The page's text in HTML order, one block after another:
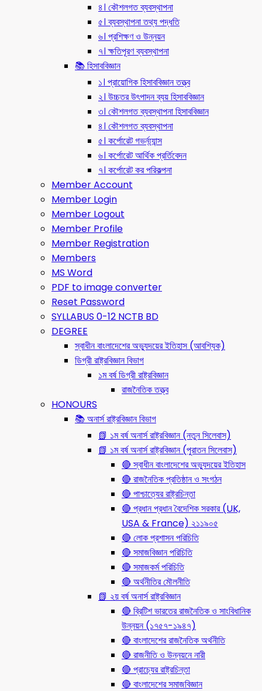
৪। কৌশলগত ব্যবস্থাপনা
৫। ব্যবস্থাপনা তথ্য পদ্ধতি
৬। প্রশিক্ষণ ও উন্নয়ন
৭। ক্ষতিপূরণ ব্যবস্থাপনা
📚 হিসাববিজ্ঞান
১। প্রায়োগিক হিসাববিজ্ঞান তত্ত্ব
২। উচ্চতর উৎপাদন ব্যয় হিসাববিজ্ঞান
৩। কৌশলগত ব্যবস্থাপনা হিসাববিজ্ঞান
৪। কৌশলগত ব্যবস্থাপনা
৫। কর্পোরেট গভর্ন্য্যান্স
৬। কর্পোরেট আর্থিক প্রর্তিবেদন
৭। কর্পোরেট কর পরিকল্পনা
Member Account
Member Login
Member Logout
Member Profile
Member Registration
Members
MS Word
PDF to image converter
Reset Password
SYLLABUS 0-12 NCTB BD
DEGREE
স্বাধীন বাংলাদেশের অভ্যুদয়ের ইতিহাস (আবশ্যিক)
ডিগ্রী রাষ্ট্রবিজ্ঞান বিভাগ
১ম বর্ষ ডিগ্রী রাষ্ট্রবিজ্ঞান
রাজনৈতিক তত্ত্ব
HONOURS
📚 অনার্স রাষ্ট্রবিজ্ঞান বিভাগ
📗 ১ম বর্ষ অনার্স রাষ্ট্রবিজ্ঞান (নতুন সিলেবাস)
📗 ১ম বর্ষ অনার্স রাষ্ট্রবিজ্ঞান (পুরাতন সিলেবাস)
🔴 স্বাধীন বাংলাদেশের অভ্যুদয়ের ইতিহাস
🔴 রাজনৈতিক প্রতিষ্ঠান ও সংগঠন
🔴 পাশ্চাত্যের রাষ্ট্রচিন্তা
🔴 প্রধান প্রধান বৈদেশিক সরকার (UK,
USA & France) ২১১৯০৫
🔴 লোক প্রশাসন পরিচিতি
🔴 সমাজবিজ্ঞান পরিচিতি
🔴 সমাজকর্ম পরিচিতি
🔴 অর্থনীতির মৌলনীতি
📗 ২য় বর্ষ অনার্স রাষ্ট্রবিজ্ঞান
🔴 ব্রিটিশ ভারতের রাজনৈতিক ও সাংবিধানিক
উন্নয়ন (১৭৫৭-১৯৪৭)
🔴 বাংলাদেশের রাজনৈতিক অর্থনীতি
🔴 রাজনীতি ও উন্নয়নে নারী
🔴 প্রাচ্যের রাষ্ট্রচিন্তা
🔴 বাংলাদেশের সমাজবিজ্ঞান